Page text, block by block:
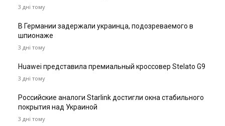
3 дні тому
В Германии задержали украинца, подозреваемого в
шпионаже
3 дні тому
Huawei представила премиальный кроссовер Stelato G9
3 дні тому
Российские аналоги Starlink достигли окна стабильного
покрытия над Украиной
3 дні тому